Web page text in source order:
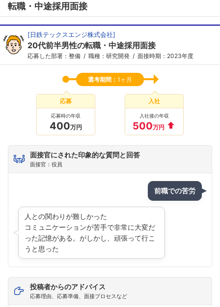
転職・中途採用面接
[日鉄テックスエンジ株式会社]
20代前半男性の転職・中途採用面接
応募した部署：整備 職種：研究開発 面接時期：2023年度
選考期間： 1ヶ月
応募
応募時の年収
400万円
入社
入社後の年収
500万円
面接官にされた印象的な質問と回答
面接官：役員
前職での苦労
人との関わりが難しかった
コミュニケーションが苦手で非常に大変だ
った記憶がある。がしかし、頑張って行こ
うと思った
投稿者からのアドバイス
応募理由、応募準備、面接プロセスなど